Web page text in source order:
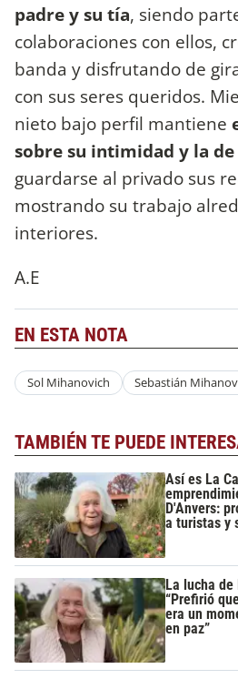
padre y su tía, siendo
colaboraciones con ellos,
banda y disfrutando de
con sus seres queridos.
nieto bajo perfil mantiene
sobre su intimidad y la de
guardarse al privado sus
mostrando su trabajo
interiores.
A.E
EN ESTA NOTA
Sol Mihanovich Sebastián
TAMBIÉN TE PUEDE
Así es La
D'Anvers:
a turistas y
La lucha de
“Prefirió
era un
en paz”